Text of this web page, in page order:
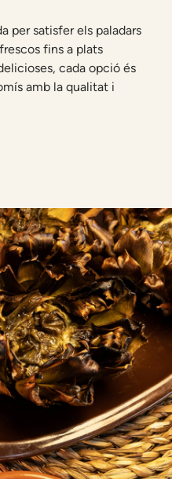
per satisfer els paladars
fins a plats
cada opció és
amb la qualitat i